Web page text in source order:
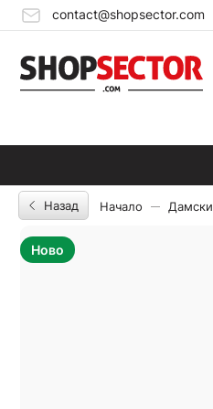
contact@shopsector.com
Назад Начало Дамски
Ново